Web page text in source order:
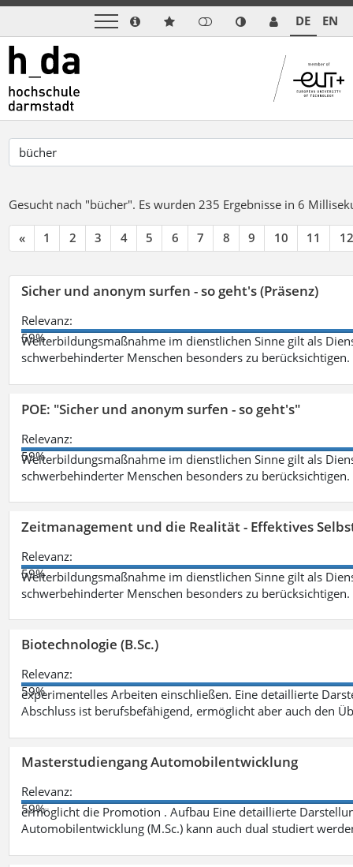
DE EN
Gesucht nach "bücher". Es wurden 235 Ergebnisse in 6
« 1 2 3 4 5 6 7 8 9 10 11 12
Sicher und anonym surfen - so geht's (Präsenz)
Relevanz:
59%
Weiterbildungsmaßnahme im dienstlichen Sinne gilt als
schwerbehinderter Menschen besonders zu berücksichtigen.
POE: "Sicher und anonym surfen - so geht's"
Relevanz:
59%
Weiterbildungsmaßnahme im dienstlichen Sinne gilt als
schwerbehinderter Menschen besonders zu berücksichtigen.
Zeitmanagement und die Realität - Effektives
Relevanz:
59%
Weiterbildungsmaßnahme im dienstlichen Sinne gilt als
schwerbehinderter Menschen besonders zu berücksichtigen.
Biotechnologie (B.Sc.)
Relevanz:
59%
experimentelles Arbeiten einschließen. Eine detaillierte
Abschluss ist berufsbefähigend, ermöglicht aber auch den
Masterstudiengang Automobilentwicklung
Relevanz:
59%
ermöglicht die Promotion . Aufbau Eine detaillierte
Automobilentwicklung (M.Sc.) kann auch dual studiert